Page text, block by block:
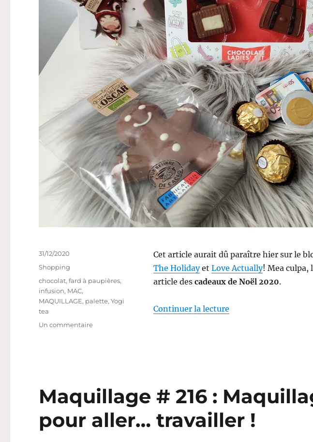
Cet article aurait dû paraître hier sur le
The Holidayet Love Actually! Mea culpa,
article descadeaux de Noël 2020.
Continuer la lecturede « Shopping # 302 :
Publié
le
31/12/2020
Catégories
Shopping
Étiquettes
chocolat,fard à paupières,
infusion, MAC,
MAQUILLAGE, palette,Yogi
tea
Un commentairesur
de
Noël
2020
Maquillage # 216 :
pour aller… travailler !